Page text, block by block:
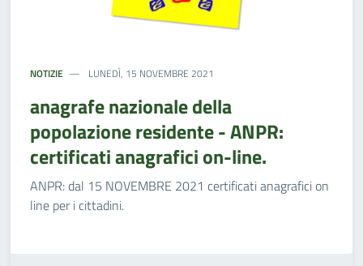
NOTIZIE LUNEDÌ, 15 NOVEMBRE 2021
anagrafe nazionale della
popolazione residente - ANPR:
certificati anagrafici on-line.
ANPR: dal 15 NOVEMBRE 2021 certificati anagrafici on
line per i cittadini.